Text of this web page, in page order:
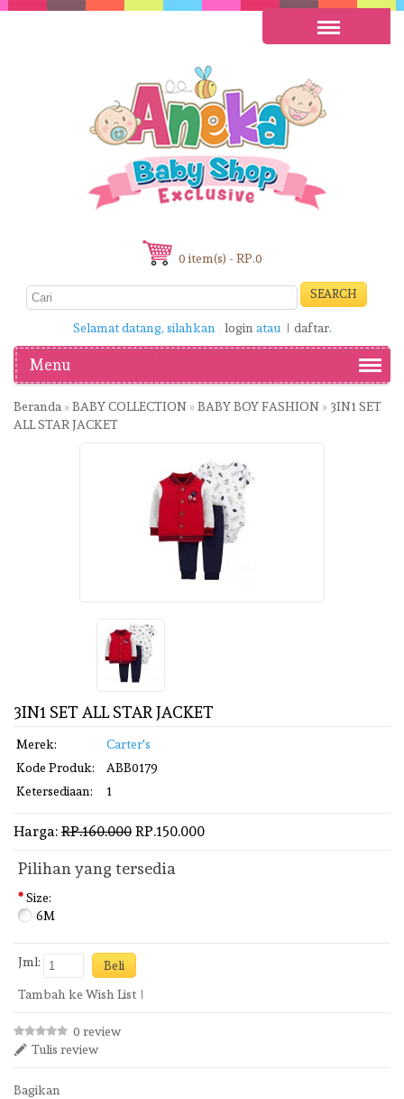
SEARCH
Selamat datang, silahkan login atau daftar.
0 item(s) - RP.0
Menu
Beranda » BABY COLLECTION » BABY BOY FASHION » 3IN1 SET
ALL STAR JACKET
3IN1 SET ALL STAR JACKET
Merek:
Carter's
Kode Produk:
ABB0179
Ketersediaan:
1
Harga: RP.160.000 RP.150.000
Pilihan yang tersedia
*Size:
6M
Jml:
Tambah ke Wish List
0 review
Tulis review
Bagikan